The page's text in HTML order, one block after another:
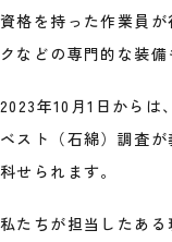
資格を持った作業員
クなどの専門的な装備
2023年10月1日からは
ベスト（石綿）調査
科せられます。
私たちが担当したあ